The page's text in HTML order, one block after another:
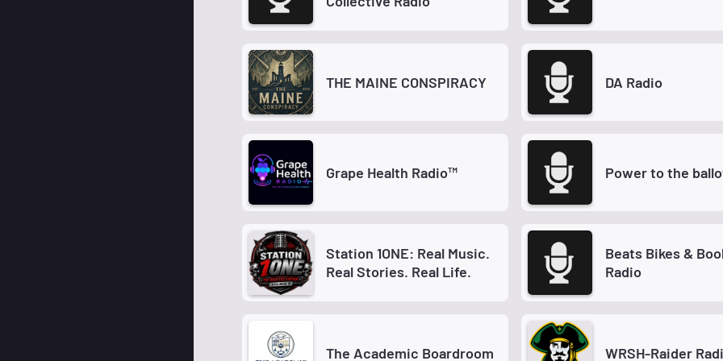
THE MAINE CONSPIRACY DA Radio
Grape Health Radio™ Power to the
Station 1ONE: Real Music.
Real Stories. Real Life.
Beats Bikes &
Radio
The Academic Boardroom WRSH-Raider